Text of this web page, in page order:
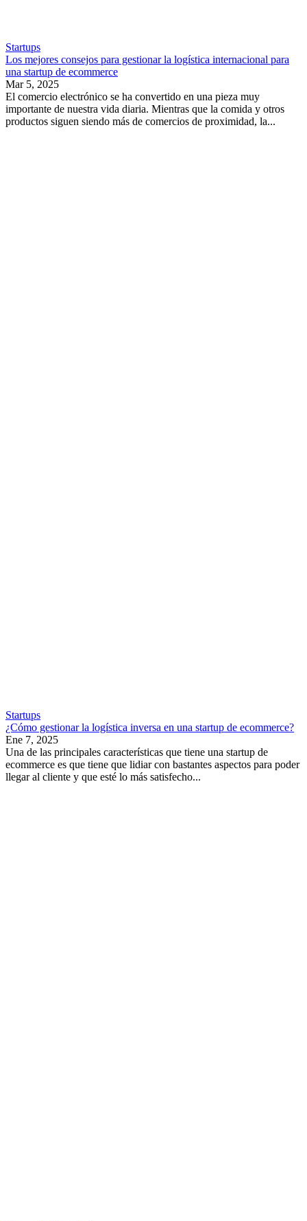
Startups
Los mejores consejos para gestionar la logística internacional para
una startup de ecommerce
Mar 5, 2025
El comercio electrónico se ha convertido en una pieza muy
importante de nuestra vida diaria. Mientras que la comida y otros
productos siguen siendo más de comercios de proximidad, la...
Startups
¿Cómo gestionar la logística inversa en una startup de ecommerce?
Ene 7, 2025
Una de las principales características que tiene una startup de
ecommerce es que tiene que lidiar con bastantes aspectos para poder
llegar al cliente y que esté lo más satisfecho...